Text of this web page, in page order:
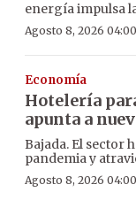
energía impulsa
Agosto 8, 2026
Economía
Hotelería
apunta a
Bajada. El sector
pandemia y
Agosto 8, 2026